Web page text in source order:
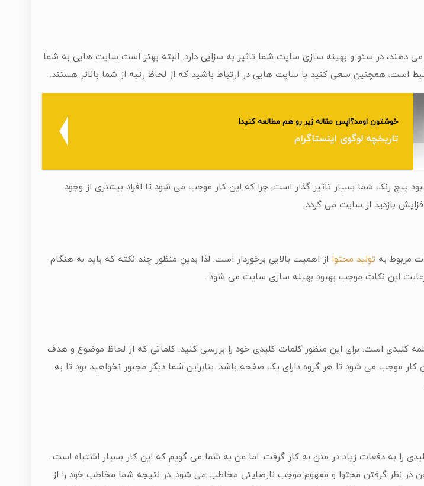
دهند، در سئو و بهینه سازی سایت شما تاثیر به سزایی دارد. البته بهتر است سایت هایی به شما
است. همچنین سعی کنید با سایت هایی در ارتباط باشید که از لحاظ رتبه از شما بالاتر هستند.
خوشتون اومد؟!پس مقاله زیر رو هم مطالعه کنید!
تاریخچه لوگوی اینستاگرام
پیج رنک شما بسیار تاثیر گذار است. چرا که این کار موجب می شود تا افراد بیشتری از وجود
بازدید از سایت می گردد.
مربوط به تولید محتوا از اهمیت بالایی برخوردار است. لذا بدین منظور چند نکته که باید به هنگام
رعایت این نکات موجب بهبود بهینه سازی سایت می شود.
کلیدی است. برای این منظور کلمات کلیدی خود را بررسی کنید. کلماتی که از لحاظ موضوع و هدف
کار موجب می شود تا هر گروه دارای یک صفحه باشد. بنابراین شما دیگر مجبور نخواهید بود تا به
را به دفعات زیاد در متن به کار گرفت. اما من به شما می گویم که این کار بسیار اشتباه است.
در نظر گرفتن محتوا و مفهوم موجب نارضایتی مخاطب می شود. در نتیجه شما مخاطب خود را از